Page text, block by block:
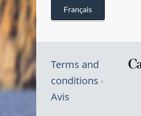
Français
Terms and
conditions
Avis